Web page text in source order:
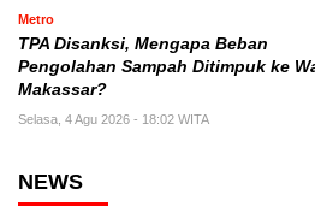
Metro
TPA Disanksi, Mengapa Beban
Pengolahan Sampah Ditimpuk ke
Makassar?
Selasa, 4 Agu 2026 - 18:02 WITA
NEWS